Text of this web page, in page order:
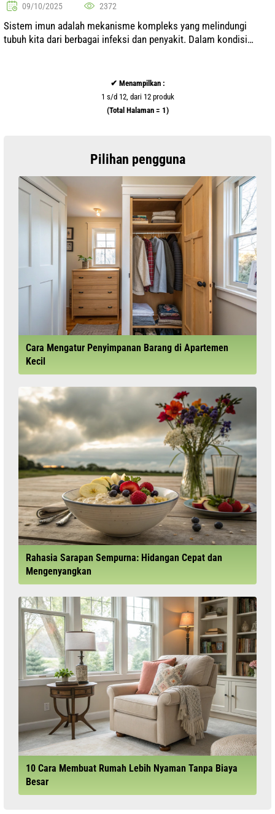
09/10/2025 2372
Sistem imun adalah mekanisme kompleks yang melindungi
tubuh kita dari berbagai infeksi dan penyakit. Dalam kondisi
✔ Menampilkan :
1 s/d 12, dari 12 produk
(Total Halaman = 1)
Pilihan pengguna
Cara Mengatur Penyimpanan Barang di Apartemen
Kecil
Rahasia Sarapan Sempurna: Hidangan Cepat dan
Mengenyangkan
10 Cara Membuat Rumah Lebih Nyaman Tanpa Biaya
Besar